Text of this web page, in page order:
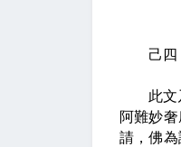
己四
此
阿難妙
請，佛